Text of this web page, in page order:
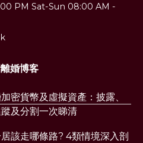
PM Sat-Sun 08:00 AM -
婚博客
密貨幣及虛擬資產：披露、
及分割一次睇清
該走哪條路? 4類情境深入剖